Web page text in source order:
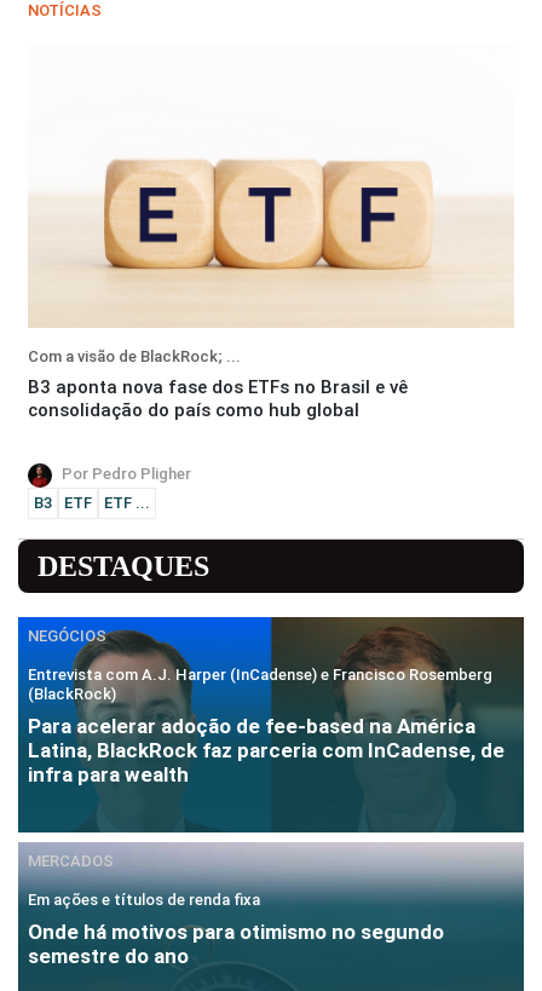
NOTÍCIAS
Com a visão de BlackRock; ...
B3 aponta nova fase dos ETFs no Brasil e vê
consolidação do país como hub global
Por Pedro Pligher
B3
ETF ETF ...
DESTAQUES
NEGÓCIOS
Entrevista com A.J. Harper (InCadense) e Francisco Rosemberg
(BlackRock)
Para acelerar adoção de fee-based na América
Latina, BlackRock faz parceria com InCadense, de
infra para wealth
MERCADOS
Em ações e títulos de renda fixa
Onde há motivos para otimismo no segundo
semestre do ano